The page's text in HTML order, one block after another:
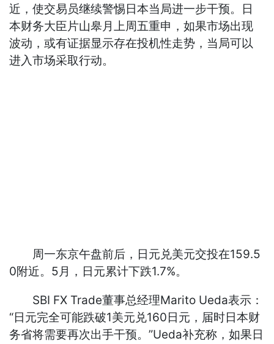
近，使交易员继续警惕日本当局进一步干预。日
本财务大臣片山皋月上周五重申，如果市场出现
波动，或有证据显示存在投机性走势，当局可以
进入市场采取行动。
周一东京午盘前后，日元兑美元交投在159.5
0附近。5月，日元累计下跌1.7%。
SBI FX Trade董事总经理Marito Ueda表示：
“日元完全可能跌破1美元兑160日元，届时日本财
务省将需要再次出手干预。”Ueda补充称，如果日